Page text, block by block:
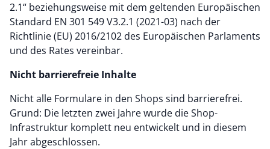
2.1“ beziehungsweise mit dem geltenden Europäischen
Standard EN 301 549 V3.2.1 (2021-03) nach der
Richtlinie (EU) 2016/2102 des Europäischen Parlaments
und des Rates vereinbar.
Nicht barrierefreie Inhalte
Nicht alle Formulare in den Shops sind barrierefrei.
Grund: Die letzten zwei Jahre wurde die Shop-
Infrastruktur komplett neu entwickelt und in diesem
Jahr abgeschlossen.